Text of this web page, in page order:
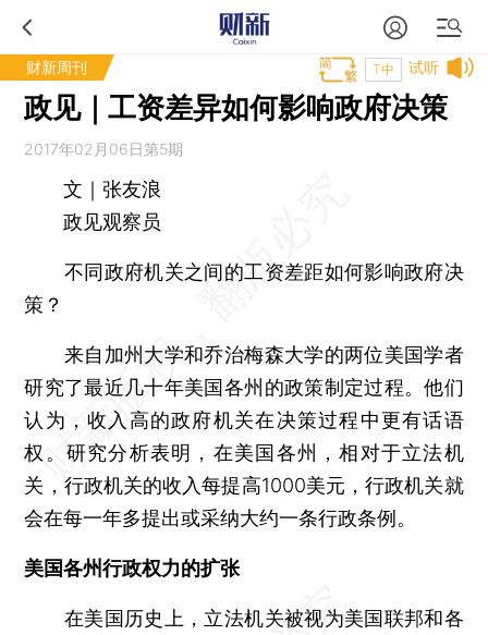
财新周刊 试听
T中
政见｜工资差异如何影响政府决策
2017年02月06日第5期
文｜张友浪
政见观察员
不同政府机关之间的工资差距如何影响政府决
策？
来自加州大学和乔治梅森大学的两位美国学者
研究了最近几十年美国各州的政策制定过程。他们
认为，收入高的政府机关在决策过程中更有话语
权。研究分析表明，在美国各州，相对于立法机
关，行政机关的收入每提高1000美元，行政机关就
会在每一年多提出或采纳大约一条行政条例。
美国各州行政权力的扩张
在美国历史上，立法机关被视为美国联邦和各